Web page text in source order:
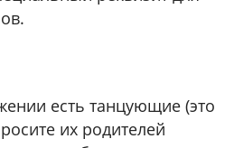
есть танцующие (это
их родителей